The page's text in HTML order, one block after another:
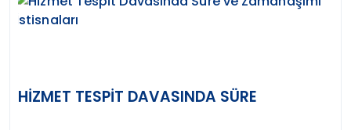
HIZMET TESPIT DAVASINDA SÜRE